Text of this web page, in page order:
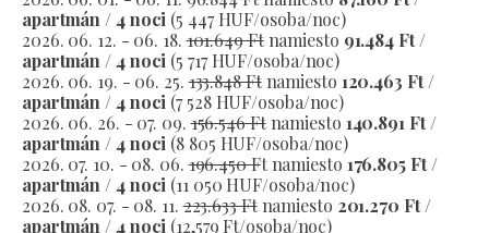
apartmán / 4 noci (5 447 HUF/osoba/noc)
2026. 06. 12. - 06. 18.101.649 Ftnamiesto 91.484 Ft /
apartmán / 4 noci (5 717 HUF/osoba/noc)
2026. 06. 19. - 06. 25.133.848 Ftnamiesto 120.463 Ft /
apartmán / 4 noci (7 528 HUF/osoba/noc)
2026. 06. 26. - 07. 09.156.546 Ftnamiesto 140.891 Ft /
apartmán / 4 noci (8 805 HUF/osoba/noc)
2026. 07. 10. - 08. 06.196.450 Ft namiesto 176.805 Ft /
apartmán / 4 noci (11 050 HUF/osoba/noc)
2026. 08. 07. - 08. 11.223.633 Ftnamiesto 201.270 Ft /
apartmán / 4 noci (12,579 Ft/osoba/noc)